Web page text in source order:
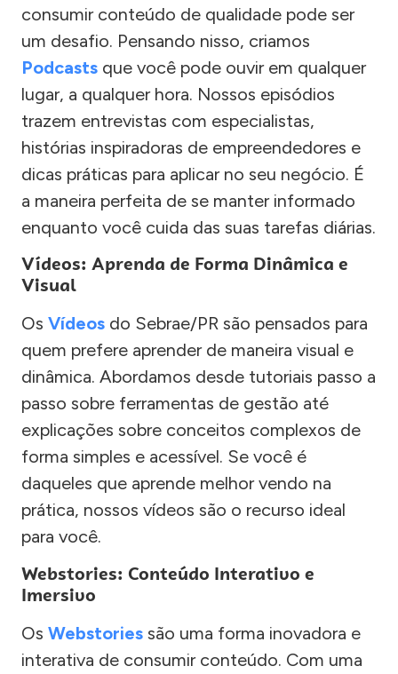
consumir conteúdo de qualidade pode ser
um desafio. Pensando nisso, criamos
Podcasts que você pode ouvir em qualquer
lugar, a qualquer hora. Nossos episódios
trazem entrevistas com especialistas,
histórias inspiradoras de empreendedores e
dicas práticas para aplicar no seu negócio. É
a maneira perfeita de se manter informado
enquanto você cuida das suas tarefas diárias.
Vídeos: Aprenda de Forma Dinâmica e
Visual
Os Vídeos do Sebrae/PR são pensados para
quem prefere aprender de maneira visual e
dinâmica. Abordamos desde tutoriais passo a
passo sobre ferramentas de gestão até
explicações sobre conceitos complexos de
forma simples e acessível. Se você é
daqueles que aprende melhor vendo na
prática, nossos vídeos são o recurso ideal
para você.
Webstories: Conteúdo Interativo e
Imersivo
Os Webstories são uma forma inovadora e
interativa de consumir conteúdo. Com uma